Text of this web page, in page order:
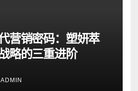
营销密码：塑妍萃
略的三重进阶
ADMIN